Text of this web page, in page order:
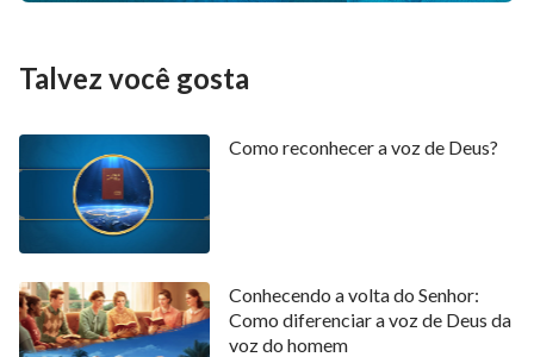
Talvez você gosta
Como reconhecer a voz de Deus?
Conhecendo a volta do Senhor:
Como diferenciar a voz de Deus da
voz do homem